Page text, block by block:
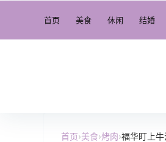
首页 美食 休闲 结婚
首页›美食›烤肉›福华盯上牛